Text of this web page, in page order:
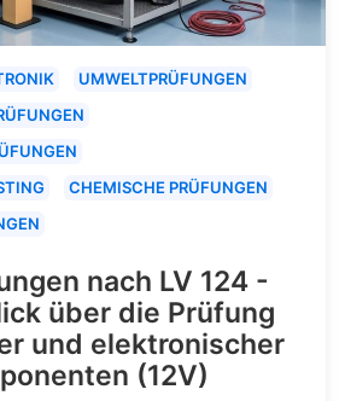
UMWELTPRÜFUNGEN
CHEMISCHE PRÜFUNGEN
nach LV 124 -
über die Prüfung
und elektronischer
(12V)